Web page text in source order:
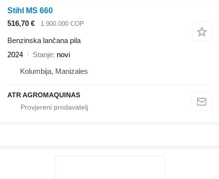
Stihl MS 660
516,70 €
1.900.000 COP
Benzinska lančana pila
2024
Stanje novi
Kolumbija, Manizales
ATR AGROMAQUINAS